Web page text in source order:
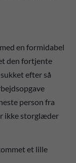
en formidabel
den fortjente
efter så
person fra
ikke storglæder
et lille